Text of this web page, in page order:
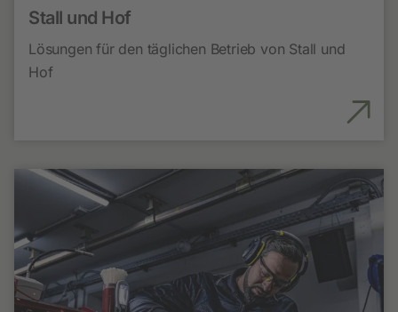
Stall und Hof
Lösungen für den täglichen Betrieb von Stall und
Hof